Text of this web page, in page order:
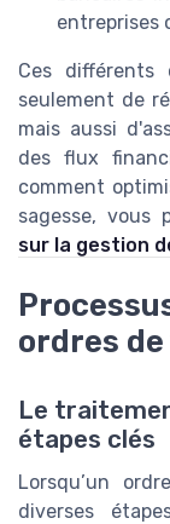
entreprises
Ces différents
seulement de
mais aussi
des flux
comment
sagesse, vous
sur la gestion
ordres
Le
étapes clés
Lorsqu’un
diverses